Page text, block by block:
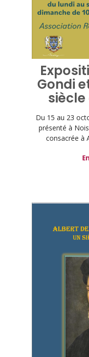
Gondi
siècle
Du 15 au 23
présenté à
consacrée à